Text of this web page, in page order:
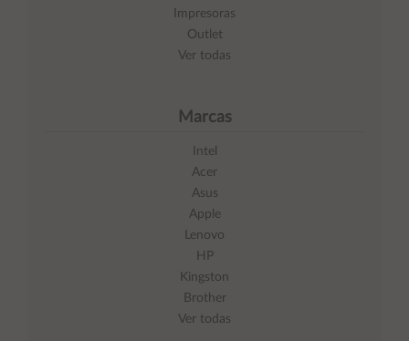
Impresoras
Outlet
Ver todas
Marcas
Intel
Acer
Asus
Apple
Lenovo
HP
Kingston
Brother
Ver todas